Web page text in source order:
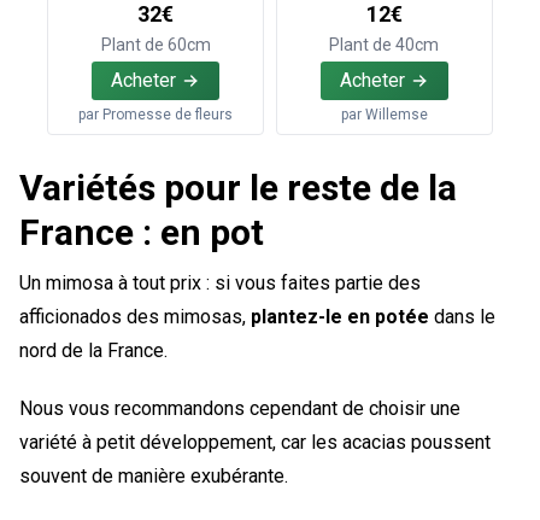
32€
Plant de 60cm
Acheter
par Promesse de fleurs
12€
Plant de 40cm
Acheter
par Willemse
Variétés pour le reste de la
France : en pot
Un mimosa à tout prix : si vous faites partie des
afficionados des mimosas, plantez-le en potée dans le
nord de la France.
Nous vous recommandons cependant de choisir une
variété à petit développement, car les acacias poussent
souvent de manière exubérante.